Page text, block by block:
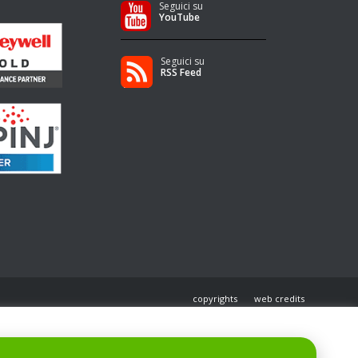
Seguici su
YouTube
Seguici su
RSS Feed
copyrights web credits